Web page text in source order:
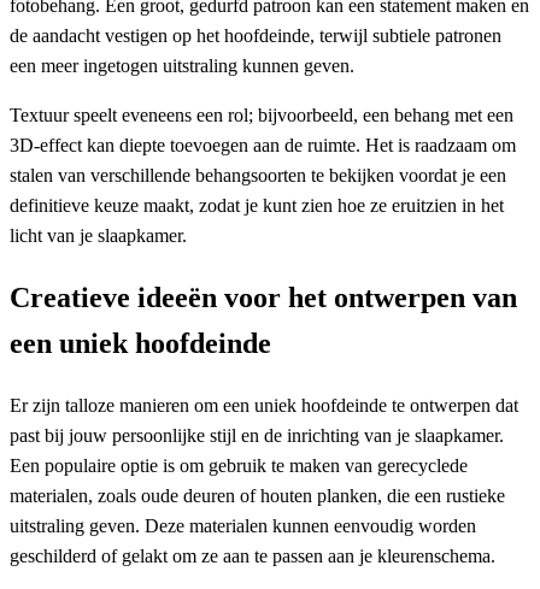
fotobehang. Een groot, gedurfd patroon kan een statement maken en
de aandacht vestigen op het hoofdeinde, terwijl subtiele patronen
een meer ingetogen uitstraling kunnen geven.
Textuur speelt eveneens een rol; bijvoorbeeld, een behang met een
3D-effect kan diepte toevoegen aan de ruimte. Het is raadzaam om
stalen van verschillende behangsoorten te bekijken voordat je een
definitieve keuze maakt, zodat je kunt zien hoe ze eruitzien in het
licht van je slaapkamer.
Creatieve ideeën voor het ontwerpen van
een uniek hoofdeinde
Er zijn talloze manieren om een uniek hoofdeinde te ontwerpen dat
past bij jouw persoonlijke stijl en de inrichting van je slaapkamer.
Een populaire optie is om gebruik te maken van gerecyclede
materialen, zoals oude deuren of houten planken, die een rustieke
uitstraling geven. Deze materialen kunnen eenvoudig worden
geschilderd of gelakt om ze aan te passen aan je kleurenschema.